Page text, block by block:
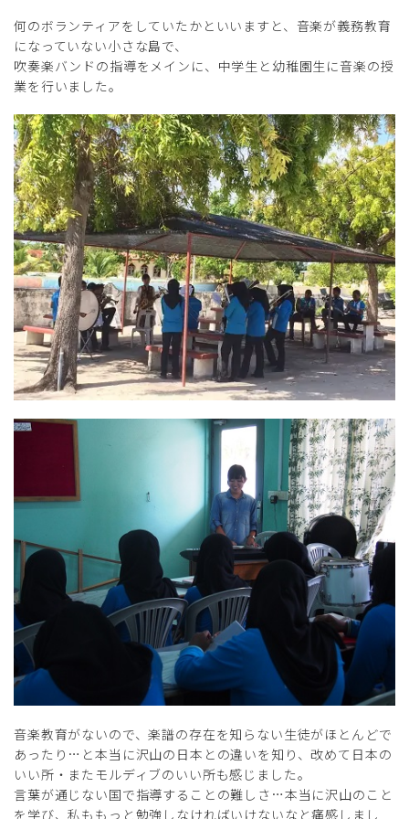
何のボランティアをしていたかといいますと、音楽が義務教育
になっていない小さな島で、
吹奏楽バンドの指導をメインに、中学生と幼稚園生に音楽の授
業を行いました。
音楽教育がないので、楽譜の存在を知らない生徒がほとんどで
あったり…と本当に沢山の日本との違いを知り、改めて日本の
いい所・またモルディブのいい所も感じました。
言葉が通じない国で指導することの難しさ…本当に沢山のこと
を学び、私ももっと勉強しなければいけないなと痛感しまし